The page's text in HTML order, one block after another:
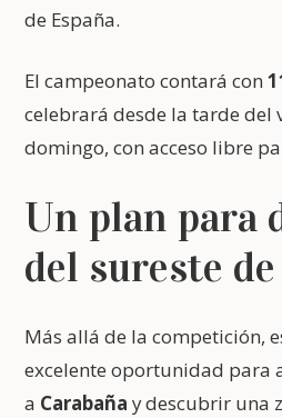
de España.
El campeonato contará con
celebrará desde la tarde del
domingo, con acceso libre
Un plan para
del sureste
Más allá de la competición,
excelente oportunidad para
a Carabaña y descubrir una